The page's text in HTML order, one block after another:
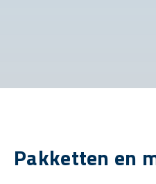
Pakketten en